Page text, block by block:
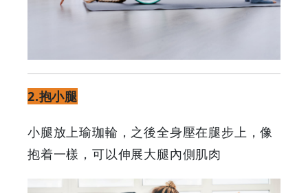
2.抱小腿
小腿放上瑜珈輪，之後全身壓在腿步上，像
抱着一樣，可以伸展大腿內側肌肉